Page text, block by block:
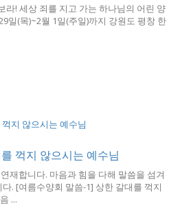
라! 세상 죄를 지고 가는 하나님의 어린 양
일(목)~2월 1일(주일)까지 강원도 평창 한
꺽지 않으시는 예수님
재합니다. 마음과 힘을 다해 말씀을 섬겨
. [여름수양회 말씀-1] 상한 갈대를 꺽지
...